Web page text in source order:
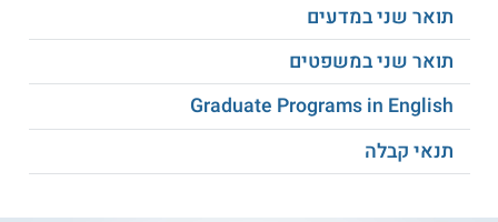
תואר שני במדעים
תואר שני במשפטים
Graduate Programs in English
תנאי קבלה